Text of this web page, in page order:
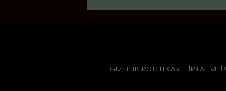
GIZLILIK POLITIKASI İPTAL VE